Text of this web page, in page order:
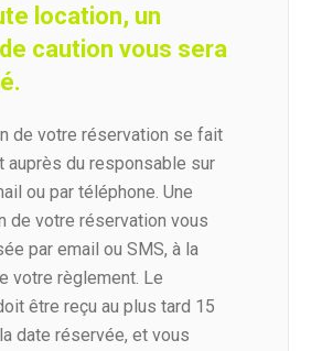
location, un
caution vous sera
de votre réservation se fait
auprès du responsable sur
ou par téléphone. Une
de votre réservation vous
par email ou SMS, à la
votre règlement. Le
être reçu au plus tard 15
date réservée, et vous